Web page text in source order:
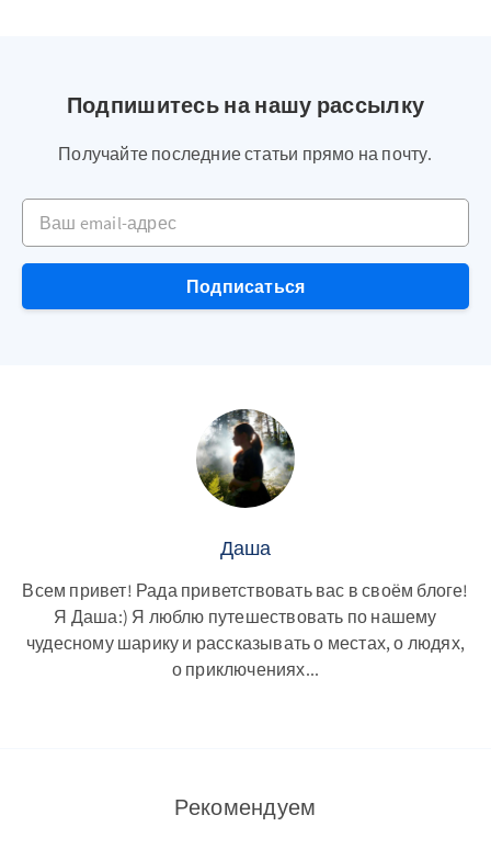
Подпишитесь на нашу рассылку
Получайте последние статьи прямо на почту.
Ваш email-адрес
Подписаться
Даша
Всем привет! Рада приветствовать вас в своём блоге!
Я Даша:) Я люблю путешествовать по нашему
чудесному шарику и рассказывать о местах, о людях,
о приключениях...
Рекомендуем